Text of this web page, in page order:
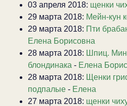
03 апреля 2018: щенки
29 марта 2018: Мейн-кун
29 марта 2018: Пти
Елена Борисовна
28 марта 2018: Шпиц.
блондинака - Елена
28 марта 2018: Щенки
подпалые - Елена
27 марта 2018: щенки